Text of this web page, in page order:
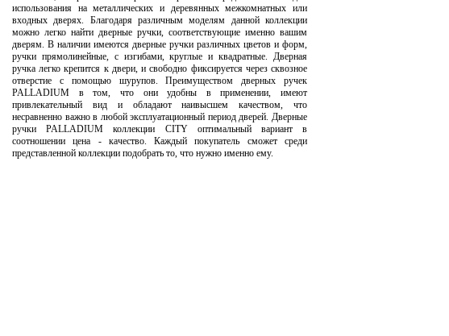
использования на металлических и деревянных межкомнатных или
входных дверях. Благодаря различным моделям данной коллекции
можно легко найти дверные ручки, соответствующие именно вашим
дверям. В наличии имеются дверные ручки различных цветов и форм,
ручки прямолинейные, с изгибами, круглые и квадратные. Дверная
ручка легко крепится к двери, и свободно фиксируется через сквозное
отверстие с помощью шурупов. Преимуществом дверных ручек
PALLADIUM в том, что они удобны в применении, имеют
привлекательный вид и обладают наивысшем качеством, что
несравненно важно в любой эксплуатационный период дверей. Дверные
ручки PALLADIUM коллекции CITY оптимальный вариант в
соотношении цена - качество. Каждый покупатель сможет среди
представленной коллекции подобрать то, что нужно именно ему.